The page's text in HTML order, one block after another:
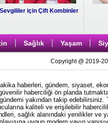
Sevgililer için Çift Kombinler
Sağlık Yaşam
Copyright @ 2019-
haberleri, gündem, siyaset,
haberciliği ön planda
yakından takip
kaliteli ve erişilebilir
sağlık alanındaki yenilikler